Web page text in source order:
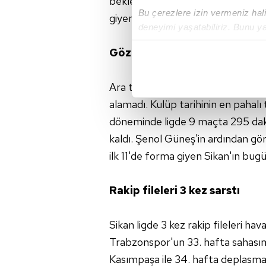
Bu çerezlere izin vermeniz
deneyimi yaşatabiliriz. Bunu
Her halükârda, kullanıcılar,
Sizlere daha iyi bir hizmet
çerezler vasıtasıyla çeşitli
amacıyla kullanılmaktadır.
reklam/pazarlama faaliyetlerinin
Çerezlere ilişkin tercihlerinizi
butonuna tıklayabilir, Çerez
6698 sayılı Kişisel Verilerin
mevzuata uygun olarak
giyemeyecekler.
Gözler Sikan'da
Ara transferde 6 milyon euro'ya
alamadı. Kulüp tarihinin en
döneminde ligde 9 maçta 295
kaldı. Şenol Güneş'in ardından
ilk 11'de forma giyen Sikan'ın
Rakip fileleri 3 kez sarstı
Sikan ligde 3 kez rakip fileleri
Trabzonspor'un 33. hafta
Kasımpaşa ile 34. hafta